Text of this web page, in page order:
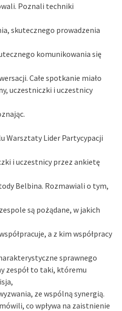
Poznali techniki
skutecznego prowadzenia
komunikowania się
Całe spotkanie miało
uczestniczki i uczestnicy
Warsztaty Lider Partycypacji
i uczestnicy przez ankietę
Belbina. Rozmawiali o tym,
są pożądane, w jakich
a z kim współpracy
sprawnego
zespół to taki, któremu
ze wspólną synergią.
co wpływa na zaistnienie